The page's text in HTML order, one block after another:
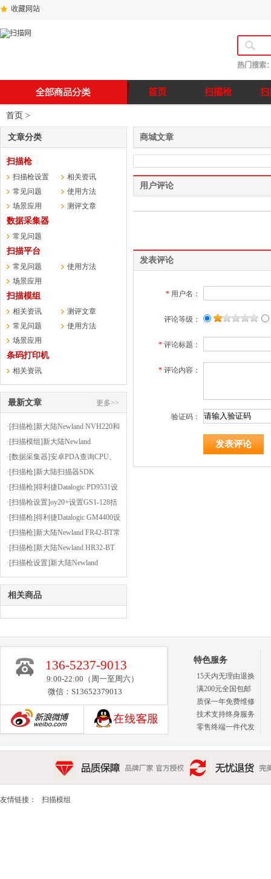
收藏网站
热门搜索
首页 扫描枪 扫
首页 >
文章分类
扫描枪
扫描枪设置
相关资讯
常见问题
使用方法
场景应用
测评文章
数据采集器
常见问题
扫描平台
常见问题
使用方法
场景应用
扫描模组
相关资讯
测评文章
常见问题
使用方法
场景应用
条码打印机
相关资讯
最新文章 更多>>
·[扫描枪]新大陆Newland NVH220和
HR3000的OCR正则表达式生成器
·[扫描模组]新大陆Newland
FM430EX扫PCB印刷电路板上的条
码
·[数据采集器]安卓PDA查询CPU、
内存等信息的小软件-CPUZ
·[扫描枪]新大陆扫描器SDK
·[扫描枪]得利捷Datalogic PD9531设
置为按键扫描或者连续扫描（扫描
方式）
·[扫描枪设置]oy20+设置GS1-128括
号使能
·[扫描枪]得利捷Datalogic GM4400设
置后缀为逗号
·[扫描枪]新大陆Newland FR42-BT常
见问题及解决方法
·[扫描枪]新大陆Newland HR32-BT
设置前缀为STX（02），后缀为
ETX（03）
·[扫描枪设置]新大陆Newland
OY20+安装虚拟串口驱动的步骤
相关商品
商城文章
用户评论
发表评论
* 用户名：
评论等级：
* 评论标题：
* 评论内容：
验证码：
136-5237-9013
9:00-22:00（周一至周六）
微信：S13652379013
特色服务
15天内无理由退换
满200元全国包邮
质保一年免费维修
技术支持终身服务
零售终端一件代发
品质保障 品牌厂家 官方授权
无忧退货 完美售后 15天
友情链接： 扫描模组